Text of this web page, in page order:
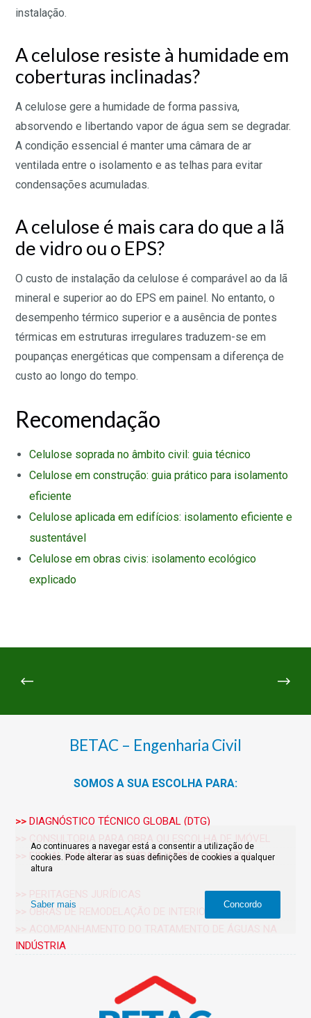
instalação.
A celulose resiste à humidade em
coberturas inclinadas?
A celulose gere a humidade de forma passiva,
absorvendo e libertando vapor de água sem se degradar.
A condição essencial é manter uma câmara de ar
ventilada entre o isolamento e as telhas para evitar
condensações acumuladas.
A celulose é mais cara do que a lã
de vidro ou o EPS?
O custo de instalação da celulose é comparável ao da lã
mineral e superior ao do EPS em painel. No entanto, o
desempenho térmico superior e a ausência de pontes
térmicas em estruturas irregulares traduzem-se em
poupanças energéticas que compensam a diferença de
custo ao longo do tempo.
Recomendação
Celulose soprada no âmbito civil: guia técnico
Celulose em construção: guia prático para isolamento
eficiente
Celulose aplicada em edifícios: isolamento eficiente e
sustentável
Celulose em obras civis: isolamento ecológico
explicado
BETAC – Engenharia Civil
SOMOS A SUA ESCOLHA PARA:
>> DIAGNÓSTICO TÉCNICO GLOBAL (DTG)
CONSULTORIA PARA OBRA OU ESCOLHA DE IMÓVEL
FISCALIZAÇÃO E ACOMPANHAMENTO DA OBRA
PERITAGENS JURÍDICAS
OBRAS DE REMODELAÇÃO DE INTERIORES
ACOMPANHAMENTO DO TRATAMENTO DE ÁGUAS NA
INDÚSTRIA
Ao continuares a navegar está a consentir a utilização de
cookies. Pode alterar as suas definições de cookies a qualquer
altura
Saber mais Concordo